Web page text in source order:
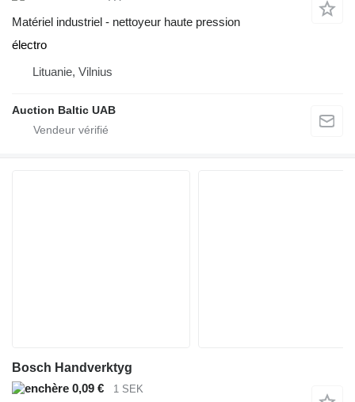
Matériel industriel - nettoyeur haute pression
électro
Lituanie, Vilnius
Auction Baltic UAB
Bosch Handverktyg
0,09 €
1 SEK